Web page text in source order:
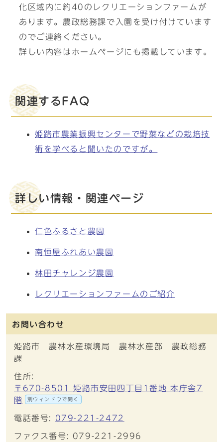
化区域内に約40のレクリエーションファームが
あります。農政総務課で入園を受け付けています
のでご連絡ください。
詳しい内容はホームページにも掲載しています。
関連するFAQ
姫路市農業振興センターで野菜などの栽培技
術を学べると聞いたのですが。
詳しい情報・関連ページ
仁色ふるさと農園
南恒屋ふれあい農園
林田チャレンジ農園
レクリエーションファームのご紹介
お問い合わせ
姫路市 農林水産環境局 農林水産部 農政総務
課
住所:
〒670-8501 姫路市安田四丁目1番地 本庁舎7
階
別ウィンドウで開く
電話番号: 079-221-2472
ファクス番号: 079-221-2996